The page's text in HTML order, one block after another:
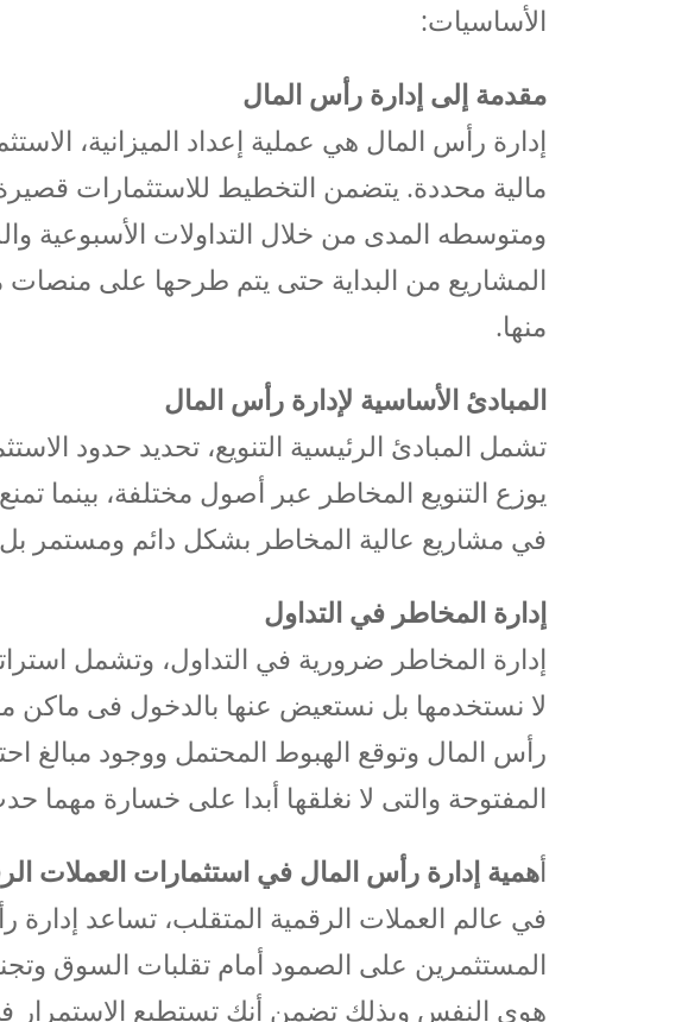
الأساسيات:
مقدمة إلى إدارة رأس المال
إدارة رأس المال هي عملية إعداد الميزانية،
مالية محددة. يتضمن التخطيط للاستثمارات
ومتوسطه المدى من خلال التداولات الأسبوعية
المشاريع من البداية حتى يتم طرحها على منصات
منها.
المبادئ الأساسية لإدارة رأس المال
تشمل المبادئ الرئيسية التنويع، تحديد حدود
يوزع التنويع المخاطر عبر أصول مختلفة، بينما
في مشاريع عالية المخاطر بشكل دائم ومستمر بل
إدارة المخاطر في التداول
إدارة المخاطر ضرورية في التداول، وتشمل
لا نستخدمها بل نستعيض عنها بالدخول فى ماكن
رأس المال وتوقع الهبوط المحتمل ووجود مبالغ
المفتوحة والتى لا نغلقها أبدا على خسارة مهما
أهمية إدارة رأس المال في استثمارات العملات
في عالم العملات الرقمية المتقلب، تساعد إدارة
المستثمرين على الصمود أمام تقلبات السوق
هوى النفس وبذلك تضمن أنك تستطيع الاستمرار